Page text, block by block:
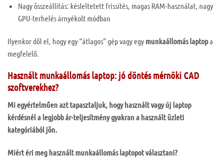
Nagy összeállítás: késleltetett frissítés, magas RAM-használat, nagy
GPU-terhelés árnyékolt módban
Ilyenkor dől el, hogy egy “átlagos” gép vagy egy munkaállomás laptopa
megfelelő.
Használt munkaállomás laptop: jó döntés mérnöki CAD
szoftverekhez?
Mi egyértelműen azt tapasztaljuk, hogy használt vagy új laptop
kérdésnél a legjobb ár-teljesítmény gyakran a használt üzleti
kategóriából jön.
Miért éri meg használt munkaállomás laptopot választani?